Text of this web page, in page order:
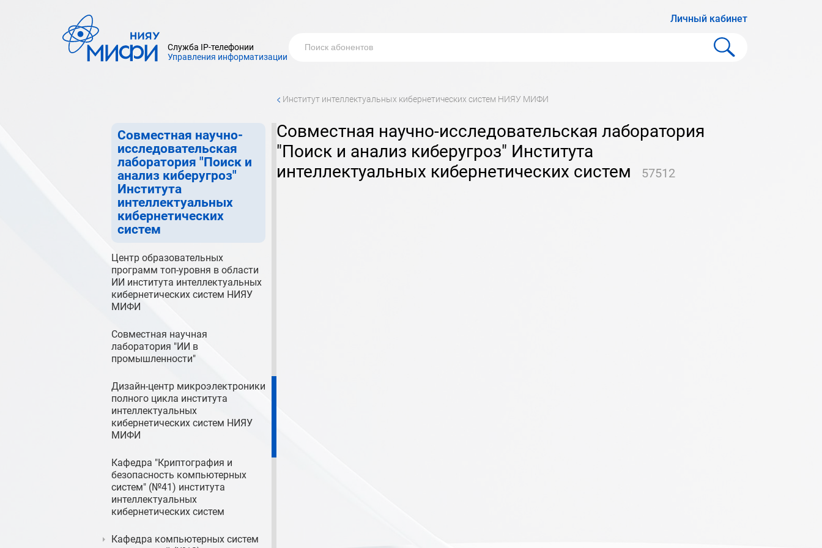
Служба IP-телефонии
Управления информатизации
Личный кабинет
безопасности и систем защиты
информации НИЯУ МИФИ
Совместная научно-
исследовательская
лаборатория "Поиск и
анализ киберугроз"
Института
интеллектуальных
кибернетических
систем
Центр образовательных
программ топ-уровня в области
ИИ института интеллектуальных
кибернетических систем НИЯУ
МИФИ
Совместная научная
лаборатория "ИИ в
промышленности"
Дизайн-центр микроэлектроники
полного цикла института
интеллектуальных
кибернетических систем НИЯУ
МИФИ
Кафедра "Криптография и
безопасность компьютерных
систем" (№41) института
интеллектуальных
кибернетических систем
Кафедра компьютерных систем
< институт интеллектуальных кибернетических систем НИЯУ МИФИ
Совместная научно-исследовательская лаборатория
"Поиск и анализ киберугроз" Института
интеллектуальных кибернетических систем
57512